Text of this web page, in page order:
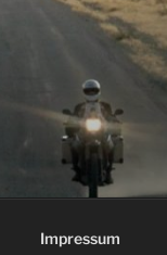
Impressum